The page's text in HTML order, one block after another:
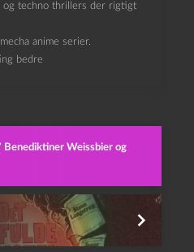
og techno thrillers der rigtigt
anime serier.
bedre
Weissbier og